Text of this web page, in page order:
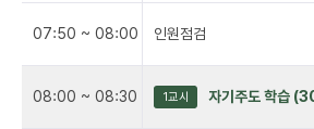
07:50 ~ 08:00 인원점검
08:00 ~ 08:30 1교시 자기주도 학습